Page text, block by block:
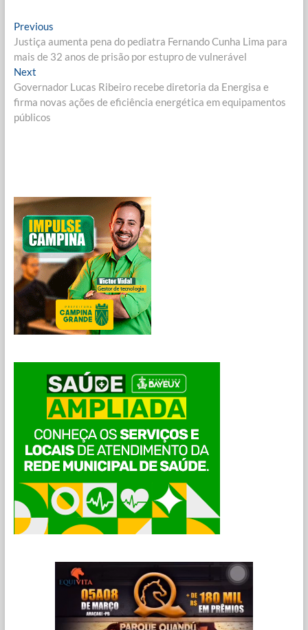
Navegação
de
Post
PreviousPrevious
post:
Justiça aumenta pena do pediatra Fernando Cunha Lima para
mais de 32 anos de prisão por estupro de vulnerável
NextNext
post:
Governador Lucas Ribeiro recebe diretoria da Energisa e
firma novas ações de eficiência energética em equipamentos
públicos